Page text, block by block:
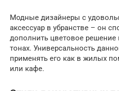
Модные дизайнеры с
аксессуар в убранстве – он
дополнить цветовое решение
тонах. Универсальность
применять его как в жилых
или кафе.